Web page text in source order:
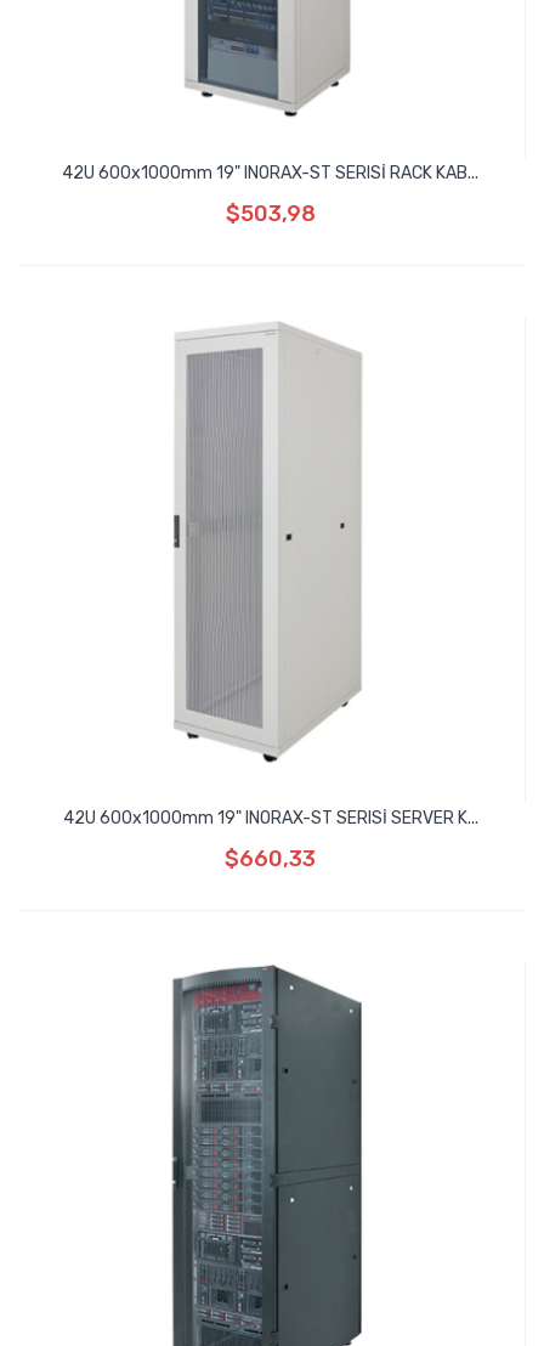
42U 600x1000mm 19" INORAX-ST SERISİ RACK KAB...
$503,98
42U 600x1000mm 19" INORAX-ST SERISİ SERVER K...
$660,33